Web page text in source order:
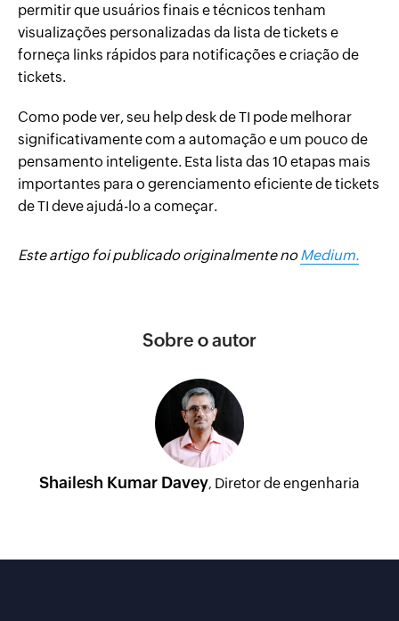
permitir que usuários finais e técnicos tenham
visualizações personalizadas da lista de tickets e
forneça links rápidos para notificações e criação de
tickets.
Como pode ver, seu help desk de TI pode melhorar
significativamente com a automação e um pouco de
pensamento inteligente. Esta lista das 10 etapas mais
importantes para o gerenciamento eficiente de tickets
de TI deve ajudá-lo a começar.
Este artigo foi publicado originalmente noMedium.
Sobre o autor
Shailesh Kumar Davey, Diretor de engenharia